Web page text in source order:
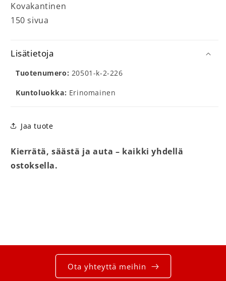
Kovakantinen
150 sivua
Lisätietoja
Tuotenumero: 20501-k-2-226
Kuntoluokka: Erinomainen
Jaa tuote
Kierrätä, säästä ja auta – kaikki yhdellä
ostoksella.
Ota yhteyttä meihin